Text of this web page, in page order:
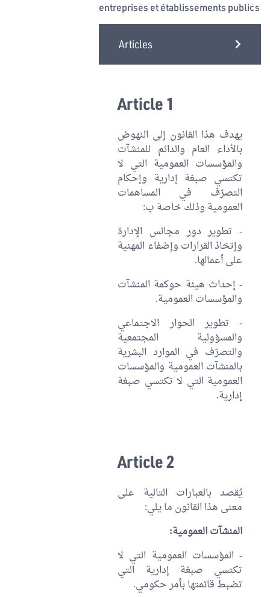
entreprises et établissements publics
Articles
Article 1
يهدف هذا القانون إلى النهوض
بالأداء العام والدائم للمنشآت
والمؤسسات العمومية التي لا
تكتسي صبغة إدارية وإحكام
التصرّف في المساهمات
العمومية وذلك خاصة ب:
- تطوير دور مجالس الإدارة
وإتخاذ القرارات وإضفاء المهنية
على أعمالها.
- إحداث هيئة حوكمة المنشآت
والمؤسسات العمومية.
- تطوير الحوار الاجتماعي
والمسؤولية المجتمعية
والتصرّف في الموارد البشرية
بالمنشآت العمومية والمؤسسات
العمومية التي لا تكتسي صبغة
إدارية.
Article 2
يُقصد بالعبارات التالية على
معنى هذا القانون ما يلي:
المنشآت العمومية:
- المؤسسات العمومية التي لا
تكتسي صبغة إدارية التي
تضبط قائمتها بأمر حكومي.